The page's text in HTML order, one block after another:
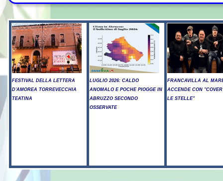
FESTIVAL DELLA LETTERA
D'AMOREA TORREVECCHIA
TEATINA
LUGLIO 2026: CALDO
ANOMALO E POCHE PIOGGE IN
ABRUZZO SECONDO
OSSERVATE
FRANCAVILLA AL
ACCENDE CON
LE STELLE"